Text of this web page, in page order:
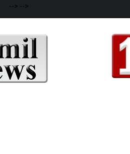
--> -->